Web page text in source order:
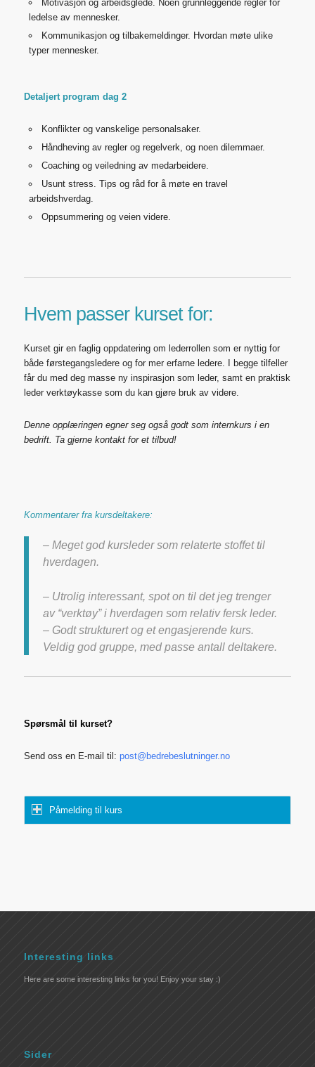
Motivasjon og arbeidsglede. Noen grunnleggende regler for
ledelse av mennesker.
Kommunikasjon og tilbakemeldinger. Hvordan møte ulike
typer mennesker.
Detaljert program dag 2
Konflikter og vanskelige personalsaker.
Håndheving av regler og regelverk, og noen dilemmaer.
Coaching og veiledning av medarbeidere.
Usunt stress. Tips og råd for å møte en travel
arbeidshverdag.
Oppsummering og veien videre.
Hvem passer kurset for:
Kurset gir en faglig oppdatering om lederrollen som er nyttigfor
både førstegangsledere og for mer erfarne ledere. I begge tilfeller
får du med deg masse ny inspirasjon som leder, samt en praktisk
leder verktøykasse som du kan gjøre bruk av videre.
Denne opplæringen egner seg også godt som internkurs i en
bedrift. Ta gjerne kontakt for et tilbud!
Kommentarer fra kursdeltakere:
– Meget god kursleder som relaterte stoffet til
hverdagen.
– Utrolig interessant, spot on til det jeg trenger
av “verktøy” i hverdagen som relativ fersk leder.
– Godt strukturert og et engasjerende kurs.
Veldig god gruppe, med passe antall deltakere.
Spørsmål til kurset?
Send oss en E-mail til: post@bedrebeslutninger.no
Påmelding til kurs
Interesting links
Here are some interesting links for you! Enjoy your stay :)
Sider